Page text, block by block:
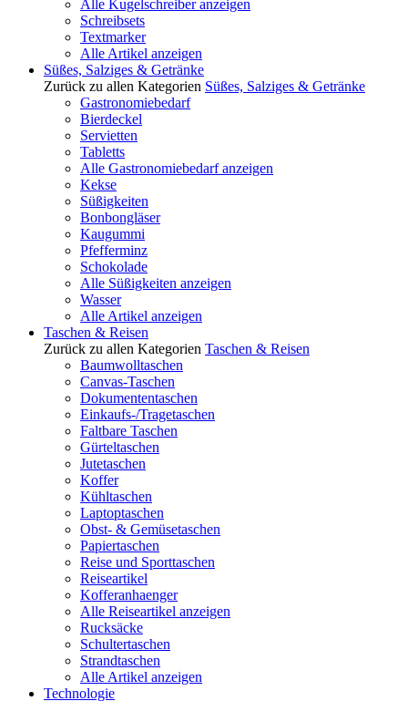
Alle Kugelschreiber anzeigen
Schreibsets
Textmarker
Alle Artikel anzeigen
Süßes, Salziges & Getränke
Zurück zu allen Kategorien Süßes, Salziges & Getränke
Gastronomiebedarf
Bierdeckel
Servietten
Tabletts
Alle Gastronomiebedarf anzeigen
Kekse
Süßigkeiten
Bonbongläser
Kaugummi
Pfefferminz
Schokolade
Alle Süßigkeiten anzeigen
Wasser
Alle Artikel anzeigen
Taschen & Reisen
Zurück zu allen Kategorien Taschen & Reisen
Baumwolltaschen
Canvas-Taschen
Dokumententaschen
Einkaufs-/Tragetaschen
Faltbare Taschen
Gürteltaschen
Jutetaschen
Koffer
Kühltaschen
Laptoptaschen
Obst- & Gemüsetaschen
Papiertaschen
Reise und Sporttaschen
Reiseartikel
Kofferanhaenger
Alle Reiseartikel anzeigen
Rucksäcke
Schultertaschen
Strandtaschen
Alle Artikel anzeigen
Technologie